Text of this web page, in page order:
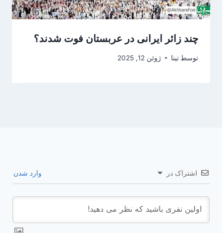
چند زائر ایرانی در عربستان فوت شدند؟
توسط تینا ژوئن 12, 2025
اشتراک در وارد شدن